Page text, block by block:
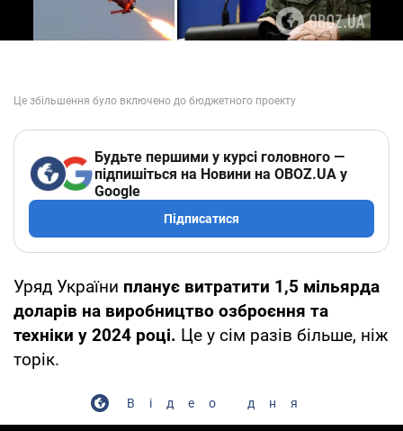
Будьте першими у курсі головного —
підпишіться на Новини на OBOZ.UA у
Google
Підписатися
Уряд України планує витратити 1,5 мільярда
доларів на виробництво озброєння та
техніки у 2024 році. Це у сім разів більше, ніж
торік.
Відео дня